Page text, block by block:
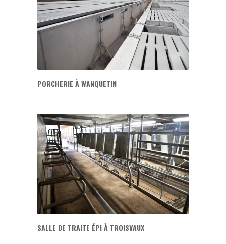
PORCHERIE À WANQUETIN
SALLE DE TRAITE ÉPI À TROISVAUX